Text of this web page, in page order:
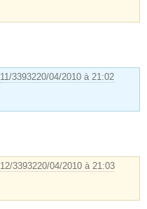
11/3393220/04/2010 à 21:02
12/3393220/04/2010 à 21:03